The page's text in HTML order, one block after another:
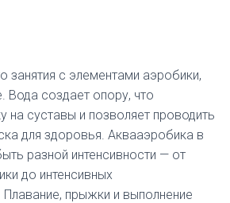
занятия с элементами аэробики,
Вода создает опору, что
на суставы и позволяет проводить
для здоровья. Аквааэробика в
разной интенсивности — от
до интенсивных
прыжки и выполнение